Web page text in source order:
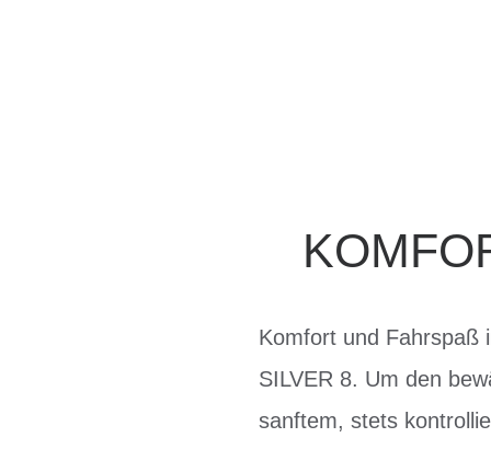
Komfort und Fahrspaß
SILVER 8. Um den
sanftem, stets